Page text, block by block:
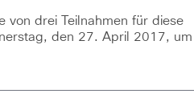
von drei Teilnahmen für diese
den 27. April 2017, um